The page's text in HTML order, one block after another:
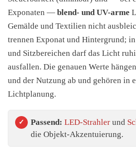
Exponaten — blend- und UV-arme
Gemälde und Textilien nicht
trennen Exponat und Hintergrund; in
und Sitzbereichen darf das Licht
ausfallen. Die genauen Werte
und der Nutzung ab und gehören in
Lichtplanung.
Passend: LED-Strahler und
die Objekt-Akzentuierung.